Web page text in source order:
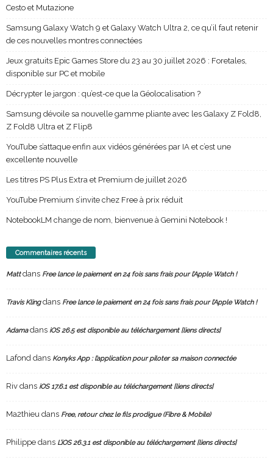
Cesto et Mutazione
Samsung Galaxy Watch 9 et Galaxy Watch Ultra 2, ce qu’il faut retenir
de ces nouvelles montres connectées
Jeux gratuits Epic Games Store du 23 au 30 juillet 2026 : Foretales,
disponible sur PC et mobile
Décrypter le jargon : qu’est-ce que la Géolocalisation ?
Samsung dévoile sa nouvelle gamme pliante avec les Galaxy Z Fold8,
Z Fold8 Ultra et Z Flip8
YouTube s’attaque enfin aux vidéos générées par IA et c’est une
excellente nouvelle
Les titres PS Plus Extra et Premium de juillet 2026
YouTube Premium s’invite chez Free à prix réduit
NotebookLM change de nom, bienvenue à Gemini Notebook !
Commentaires récents
Mattdans Free lance le paiement en 24 fois sans frais pour l’Apple Watch !
Travis Klingdans Free lance le paiement en 24 fois sans frais pour l’Apple Watch !
Adamadans iOS 26.5 est disponible au téléchargement [liens directs]
Lafond dans Konyks App : l’application pour piloter sa maison connectée
Riv dans iOS 17.6.1 est disponible au téléchargement [liens directs]
Ma2thieu dans Free, retour chez le fils prodigue (Fibre & Mobile)
Philippe dans L’iOS 26.3.1 est disponible au téléchargement [liens directs]